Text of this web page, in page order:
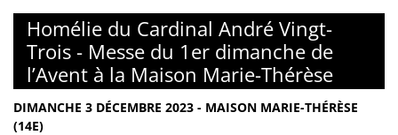
Homélie du Cardinal André Vingt-
Trois - Messe du 1er dimanche de
l’Avent à la Maison Marie-Thérèse
DIMANCHE 3 DÉCEMBRE 2023 - MAISON MARIE-THÉRÈSE
(14E)